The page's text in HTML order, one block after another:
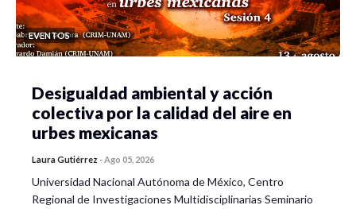
EVENTOS
Desigualdad ambiental y acción
colectiva por la calidad del aire en
urbes mexicanas
Laura Gutiérrez -Ago 05, 2026
Universidad Nacional Autónoma de México, Centro
Regional de Investigaciones Multidisciplinarias Seminario